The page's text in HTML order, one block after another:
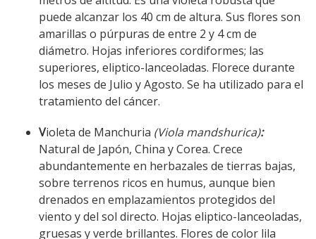
puede alcanzar los 40 cm de altura. Sus flores son
amarillas o púrpuras de entre 2 y 4 cm de
diámetro. Hojas inferiores cordiformes; las
superiores, eliptico-lanceoladas. Florece durante
los meses de Julio y Agosto. Se ha utilizado para el
tratamiento del cáncer.
Violeta de Manchuria (Viola mandshurica):
Natural de Japón, China y Corea. Crece
abundantemente en herbazales de tierras bajas,
sobre terrenos ricos en humus, aunque bien
drenados en emplazamientos protegidos del
viento y del sol directo. Hojas eliptico-lanceoladas,
gruesas y verde brillantes. Flores de color lila